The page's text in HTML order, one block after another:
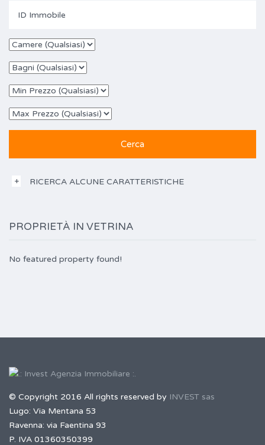
RICERCA ALCUNE CARATTERISTICHE
PROPRIETÀ IN VETRINA
No featured property found!
© Copyright 2016 All rights reserved by INVEST sas
Lugo: Via Mentana 53
Ravenna: via Faentina 93
P. IVA 01360350399